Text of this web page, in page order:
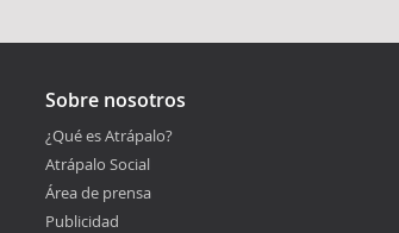
Sobre nosotros
¿Qué es Atrápalo?
Atrápalo Social
Área de prensa
Publicidad